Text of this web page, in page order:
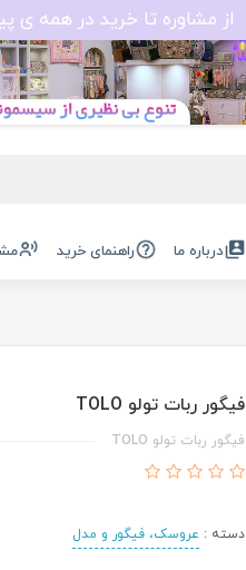
از مشاوره تا خرید در همه ی
درباره ما راهنمای خرید
فیگور ربات تولو TOLO
فیگور ربات تولو TOLO
دسته : عروسک، فیگور و مدل